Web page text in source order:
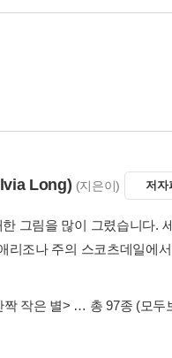
Long) (지은이) 저자
그림을 많이 그렸습니다.
리조나 주의 스코츠데일에
짝 작은 별> … 총 97종 (모두